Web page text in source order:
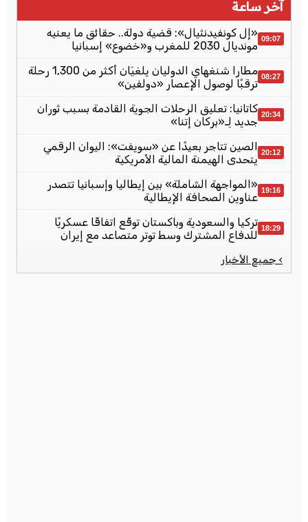
آخر ساعة
09:07 «إل كونفيدنثيال»: قضية دولة.. حقائق ما يعنيه
مونديال 2030 للمغرب و«خضوع» إسبانيا
08:27
مطارا شنغهاي الدوليان يلغيَان أكثر من 1,300 رحلة
ترقبًا لوصول الإعصار «دولفين»
20:34 كاتانيا: تعليق الرحلات الجوية القادمة بسبب ثوران
جديد لِـ«بركان إتنا»
20:12 الصين تتاجر بعيدًا عن «سويفت»: اليوان الرقمي
يتحدى الهيمنة المالية الأمريكية
19:16 «المواجهة الشاملة» بين إيطاليا وإسبانيا تتصدر
عناوين الصحافة الإيطالية
18:29 تركيا والسعودية وباكستان توقّع اتفاقًا عسكريًا
للدفاع المشترك وسط توتر متصاعد مع إيران
› جميع الأخبار